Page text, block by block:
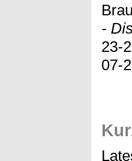
-
23-
07-